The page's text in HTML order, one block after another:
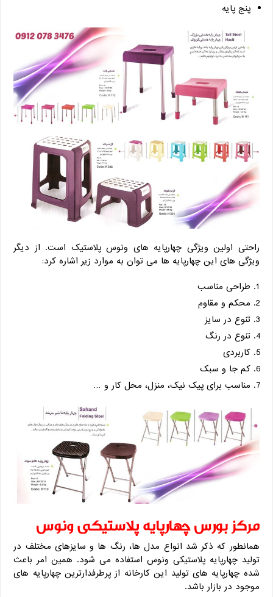
پنج پایه
راحتی اولین ویژگی چهارپایه های ونوس پلاستیک است. از دیگر
ویژگی های این چهارپایه ها می توان به موارد زیر اشاره کرد:
طراحی مناسب
محکم و مقاوم
تنوع در سایز
تنوع در رنگ
کاربردی
کم جا و سبک
مناسب برای پیک نیک، منزل، محل کار و …
مرکز بورس چهارپایه پلاستیکی ونوس
همانطور که ذکر شد انواع مدل ها، رنگ ها و سایزهای مختلف در
تولید چهارپایه پلاستیکی ونوس استفاده می شود. همین امر باعث
شده چهارپایه های تولید این کارخانه از پرطرفدارترین چهارپایه های
موجود در بازار باشد.